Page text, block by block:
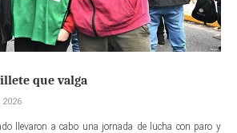
que valga
2026
llevaron a cabo una jornada de lucha con paro y